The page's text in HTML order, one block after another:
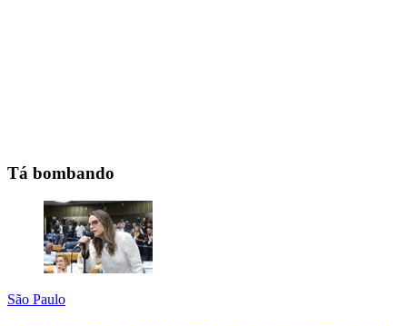
Tá bombando
São Paulo